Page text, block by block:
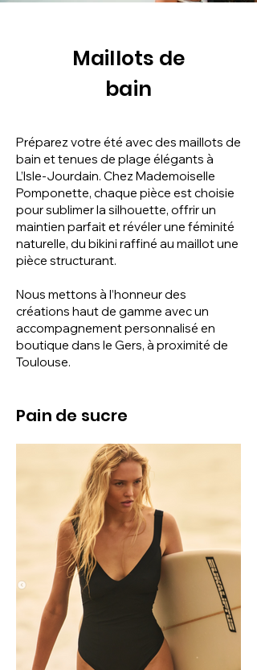
Maillots de
bain
Préparez votre été avec des maillots de
bain et tenues de plage élégants à
L’Isle-Jourdain. Chez Mademoiselle
Pomponette, chaque pièce est choisie
pour sublimer la silhouette, offrir un
maintien parfait et révéler une féminité
naturelle, du bikini raffiné au maillot une
pièce structurant.
Nous mettons à l’honneur des
créations haut de gamme avec un
accompagnement personnalisé en
boutique dans le Gers, à proximité de
Toulouse.
Pain de sucre